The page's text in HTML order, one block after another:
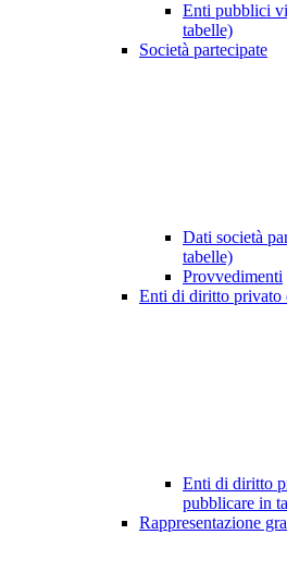
Enti pubblici
tabelle)
Società partecipate
Dati società
tabelle)
Provvedimenti
Enti di diritto privato
Enti di diritto
pubblicare in
Rappresentazione